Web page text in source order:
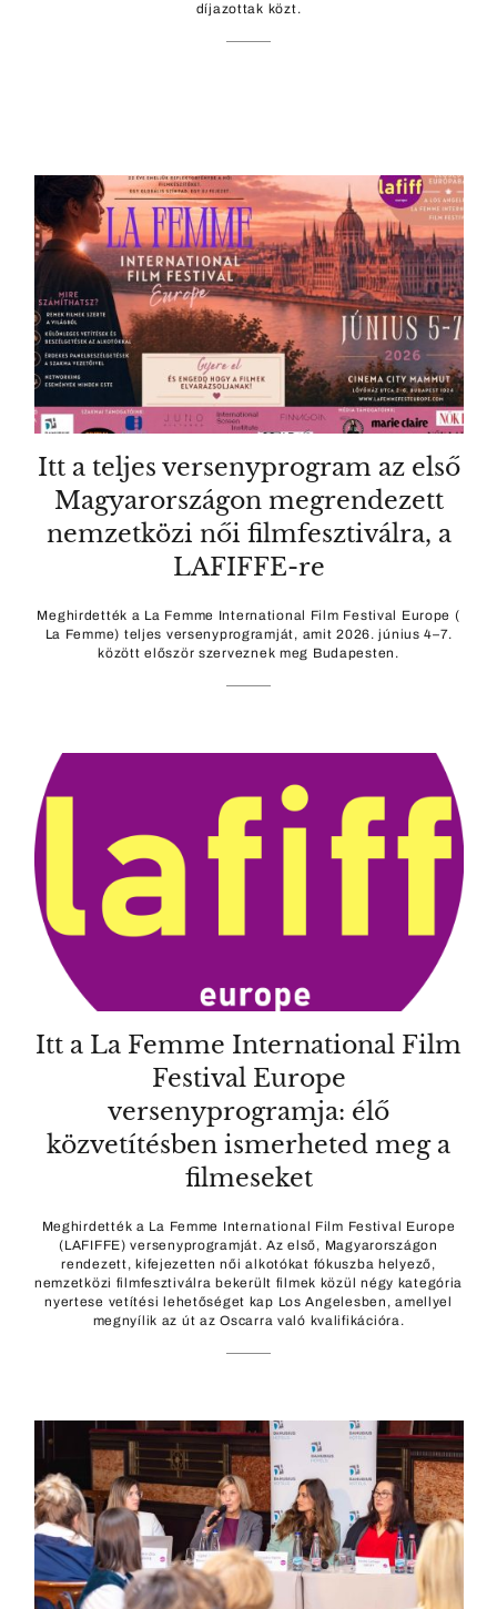
díjazottak közt.
Itt a teljes versenyprogram az első
Magyarországon megrendezett
nemzetközi női filmfesztiválra, a
LAFIFFE-re
Meghirdették a La Femme International Film Festival Europe (
La Femme) teljes versenyprogramját, amit 2026. június 4–7.
között először szerveznek meg Budapesten.
Itt a La Femme International Film
Festival Europe
versenyprogramja: élő
közvetítésben ismerheted meg a
filmeseket
Meghirdették a La Femme International Film Festival Europe
(LAFIFFE) versenyprogramját. Az első, Magyarországon
rendezett, kifejezetten női alkotókat fókuszba helyező,
nemzetközi filmfesztiválra bekerült filmek közül négy kategória
nyertese vetítési lehetőséget kap Los Angelesben, amellyel
megnyílik az út az Oscarra való kvalifikációra.